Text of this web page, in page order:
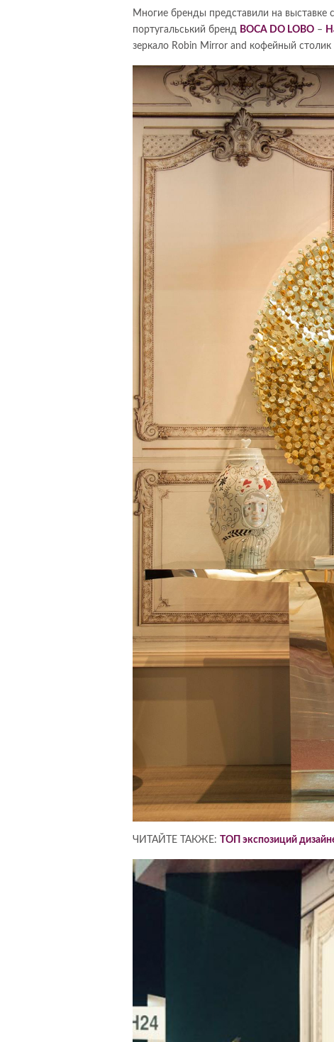
Многие бренды представили на выставке
португальський бренд BOCA DO LOBO –
зеркало Robin Mirror and кофейный столик
ЧИТАЙТЕ ТАКЖЕ: ТОП экспозиций